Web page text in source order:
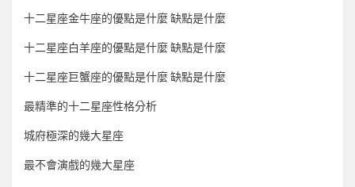
十二星座金牛座的優點是什麼 缺點是什麼
十二星座白羊座的優點是什麼 缺點是什麼
十二星座巨蟹座的優點是什麼 缺點是什麼
最精準的十二星座性格分析
城府極深的幾大星座
最不會演戲的幾大星座